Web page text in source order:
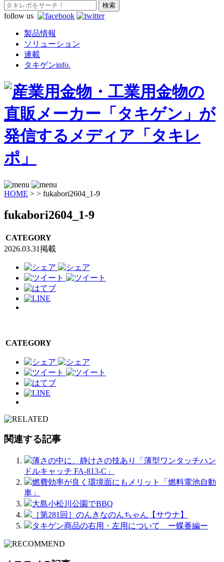
follow us
製品情報
ソリューション
連載
タキゲンinfo.
HOME > > fukabori2604_1-9
fukabori2604_1-9
CATEGORY
2026.03.31掲載
CATEGORY
関連する記事
薄さの中に、静けさの技あり「薄型ワンタッチハン
ドルキャッチ FA-813-C」
燃費効率が良く環境面にもメリット「燃料電池自動
車」
大島小松川公園でBBQ
［第281回］のんきなのんちゃん【サウナ】
タキゲン商品の右用・左用について ー蝶番編ー